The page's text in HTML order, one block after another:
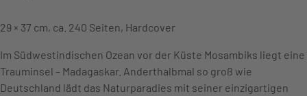
29 × 37 cm, ca. 240 Seiten, Hardcover
Im Südwestindischen Ozean vor der Küste Mosambiks liegt eine
Trauminsel – Madagaskar. Anderthalbmal so groß wie
Deutschland lädt das Naturparadies mit seiner einzigartigen